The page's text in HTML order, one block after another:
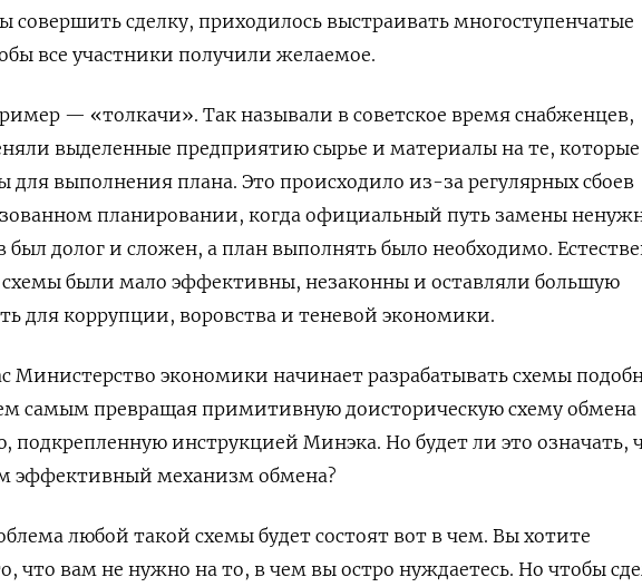
совершить сделку, приходилось выстраивать многоступенчатые
все участники получили желаемое.
— «толкачи». Так называли в советское время снабженцев,
выделенные предприятию сырье и материалы на те, которые
выполнения плана. Это происходило из-за регулярных сбоев
планировании, когда официальный путь замены
был долог и сложен, а план выполнять было необходимо.
схемы были мало эффективны, незаконны и оставляли большую
для коррупции, воровства и теневой экономики.
Министерство экономики начинает разрабатывать схемы
самым превращая примитивную доисторическую схему обмена
подкрепленную инструкцией Минэка. Но будет ли это означать,
эффективный механизм обмена?
любой такой схемы будет состоят вот в чем. Вы хотите
что вам не нужно на то, в чем вы остро нуждаетесь. Но чтобы